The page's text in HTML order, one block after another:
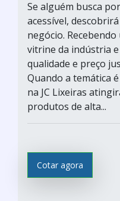
Se alguém busca
acessível,
negócio.
vitrine da indústria
qualidade e preço
Quando a temática
na JC Lixeiras
produtos de alta...
Cotar agora